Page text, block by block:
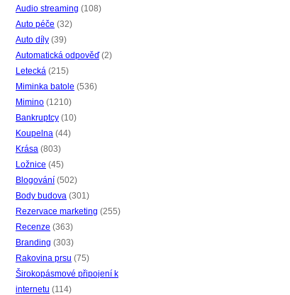
Audio streaming (108)
Auto péče (32)
Auto díly (39)
Automatická odpověď(2)
Letecká (215)
Miminka batole (536)
Mimino (1210)
Bankruptcy (10)
Koupelna (44)
Krása (803)
Ložnice (45)
Blogování (502)
Body budova (301)
Rezervace marketing (255)
Recenze (363)
Branding (303)
Rakovina prsu (75)
Širokopásmové připojení k
internetu (114)